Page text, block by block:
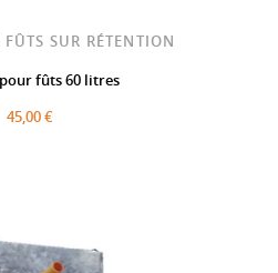
SUR RÉTENTION
fûts 60 litres
45,00 €